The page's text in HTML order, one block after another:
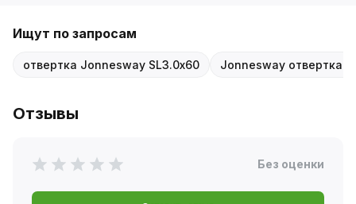
Ищут по запросам
отвертка Jonnesway SL3.0х60 Jonnesway отвертка
Отзывы
Без оценки